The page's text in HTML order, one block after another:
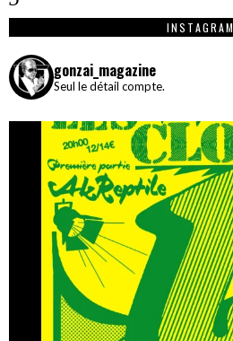
INSTAGRAM
gonzai_magazine
Seul le détail compte.